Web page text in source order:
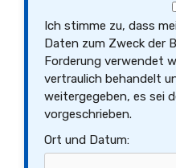
Ich stimme zu, dass
Daten zum Zweck der
Forderung verwendet
vertraulich behandelt
weitergegeben, es sei
vorgeschrieben.
Ort und Datum: